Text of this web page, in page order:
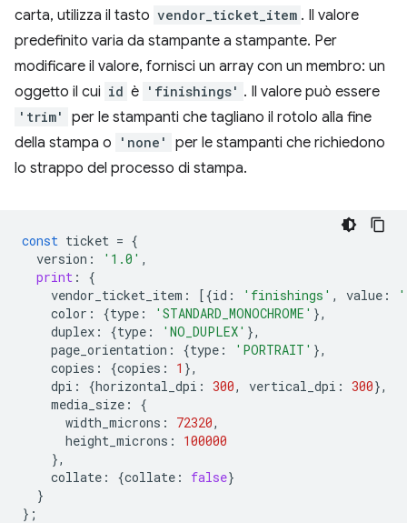
carta, utilizza il tasto vendor_ticket_item . Il valore
predefinito varia da stampante a stampante. Per
modificare il valore, fornisci un array con un membro: un
oggetto il cui id è 'finishings' . Il valore può essere
'trim'
per le stampanti che tagliano il rotolo alla fine
della stampa o
'none'
per le stampanti che richiedono
lo strappo del processo di stampa.
const ticket = {
version : '1.0' ,
print :
{
vendor_ticket_item : [{id : 'finishings' , value :
color : {type : 'STANDARD_MONOCHROME' },
duplex : {type : 'NO_DUPLEX' },
page_orientation : {type : 'PORTRAIT' },
copies : {copies : 1 },
dpi : {horizontal_dpi : 300, vertical_dpi : 300},
media_size :
{
width_microns : 72320,
height_microns :
100000
},
collate : {collate : false}
}
};